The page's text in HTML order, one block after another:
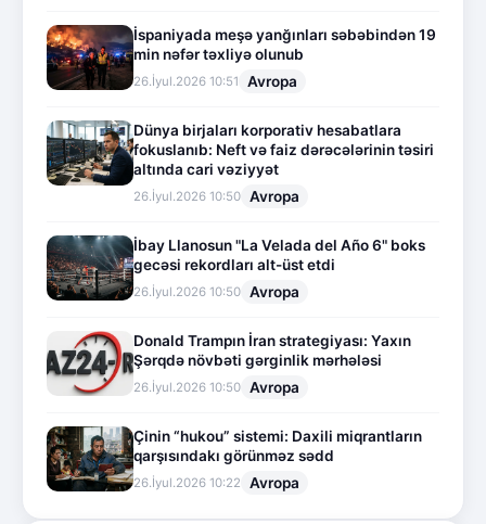
İspaniyada meşə yanğınları səbəbindən 19
min nəfər təxliyə olunub
26.İyul.2026 10:51 Avropa
Dünya birjaları korporativ hesabatlara
fokuslanıb: Neft və faiz dərəcələrinin təsiri
altında cari vəziyyət
26.İyul.2026 10:50 Avropa
İbay Llanosun "La Velada del Año 6" boks
gecəsi rekordları alt-üst etdi
26.İyul.2026 10:50 Avropa
Donald Trampın İran strategiyası: Yaxın
Şərqdə növbəti gərginlik mərhələsi
26.İyul.2026 10:50 Avropa
Çinin “hukou” sistemi: Daxili miqrantların
qarşısındakı görünməz sədd
26.İyul.2026 10:22 Avropa